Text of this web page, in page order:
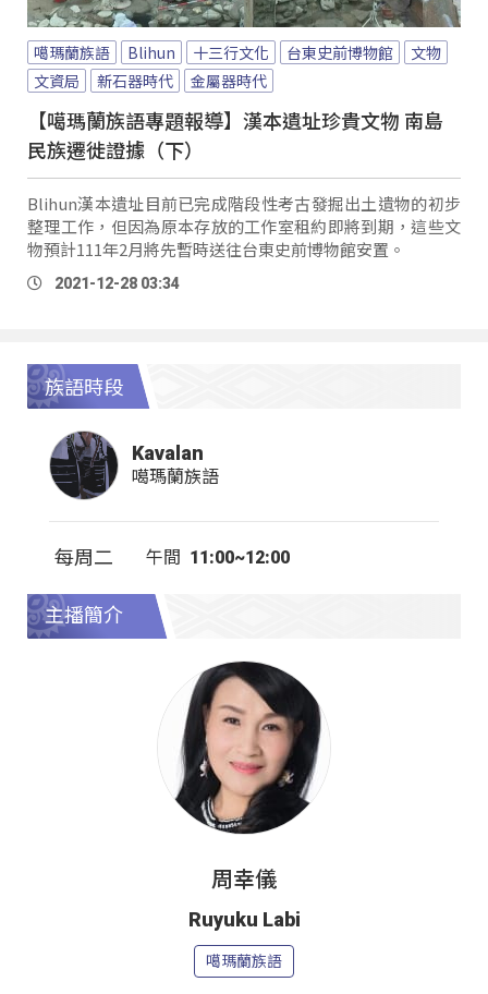
噶瑪蘭族語 Blihun 十三行文化 台東史前博物館
文物
文資局
新石器時代 金屬器時代
【噶瑪蘭族語專題報導】漢本遺址珍貴文物 南島
民族遷徙證據（下）
Blihun漢本遺址目前已完成階段性考古發掘出土遺物的初步
整理工作，但因為原本存放的工作室租約即將到期，這些文
物預計111年2月將先暫時送往台東史前博物館安置。
2021-12-28 03:34
族語時段
Kavalan
噶瑪蘭族語
每周二 午間 11:00~12:00
主播簡介
周幸儀
Ruyuku Labi
噶瑪蘭族語